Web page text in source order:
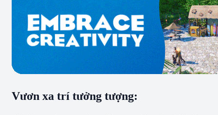
Vươn xa trí tưởng tượng: